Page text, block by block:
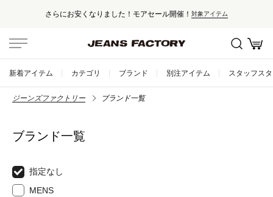
さらにお安くなりました！モアセール開催！ 対象アイテム
新着アイテム カテゴリ ブランド 別注アイテム スタッフス
ジーンズファクトリー ブランド一覧
ブランド一覧
指定なし
MENS